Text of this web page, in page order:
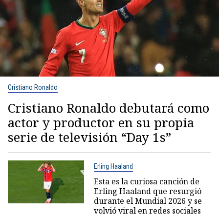
Cristiano Ronaldo
Cristiano Ronaldo debutará como
actor y productor en su propia
serie de televisión “Day 1s”
Erling Haaland
Esta es la curiosa canción de
Erling Haaland que resurgió
durante el Mundial 2026 y se
volvió viral en redes sociales